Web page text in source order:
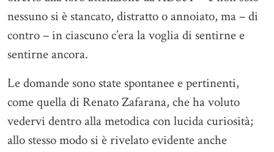
nessuno si è stancato, distratto o annoiato, ma – di
contro – in ciascuno c’era la voglia di sentirne e
sentirne ancora.
Le domande sono state spontanee e pertinenti,
come quella di Renato Zafarana, che ha voluto
vedervi dentro alla metodica con lucida curiosità;
allo stesso modo si è rivelato evidente anche